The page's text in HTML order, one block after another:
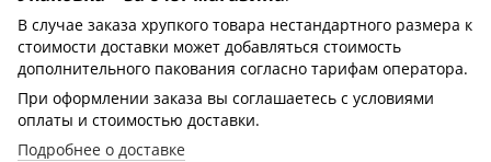
В случае заказа хрупкого товара нестандартного размера к
стоимости доставки может добавляться стоимость
дополнительного пакования согласно тарифам оператора.
При оформлении заказа вы соглашаетесь с условиями
оплаты и стоимостью доставки.
Подробнее о доставке